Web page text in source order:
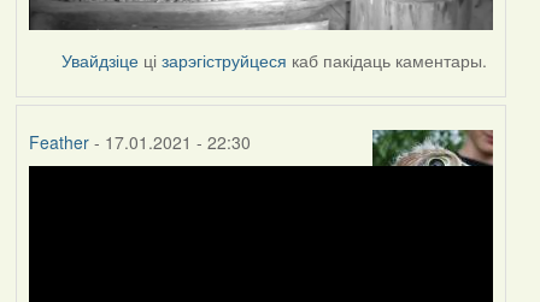
Увайдзіце цізарэгіструйцеся каб пакідаць каментары.
Feather- 17.01.2021 - 22:30